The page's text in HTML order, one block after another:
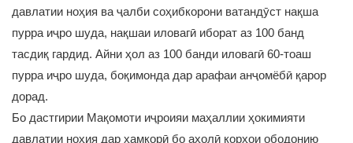
давлатии ноҳия ва ҷалби соҳибкорони ватандӯст нақша
пурра иҷро шуда, нақшаи иловагӣ иборат аз 100 банд
тасдиқ гардид. Айни ҳол аз 100 банди иловагӣ 60-тоаш
пурра иҷро шуда, боқимонда дар арафаи анҷомёбӣ қарор
дорад.
Бо дастгирии Мақомоти иҷроияи маҳаллии ҳокимияти
давлатии ноҳия дар ҳамкорӣ бо аҳолӣ корҳои ободонию